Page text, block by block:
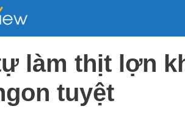
làm thịt lợn
tuyệt